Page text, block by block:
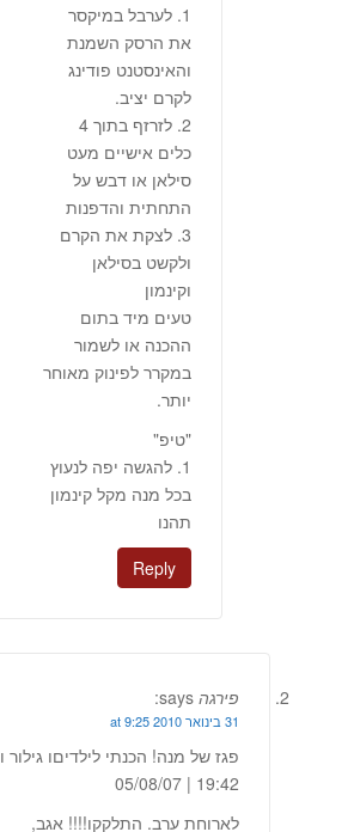
1. לערבל במיקסר
את הרסק השמנת
והאינסטנט פודינג
לקרם יציב.
2. לזרזף בתוך 4
כלים אישיים מעט
סילאן או דבש על
התחתית והדפנות
3. לצקת את הקרם
ולקשט בסילאן
וקינמון
טעים מיד בתום
ההכנה או לשמור
במקרר לפינוק מאוחר
יותר.
"טיפ"
1. להגשה יפה לנעוץ
בכל מנה מקל קינמון
תהנו
Reply
פירגה says:
31 בינואר 2010 at 9:25
פגז של מנה! הכנתי לילדיםו גילור ו
19:42 | 05/08/07
לארוחת ערב. התלקקו!!!! אגב,